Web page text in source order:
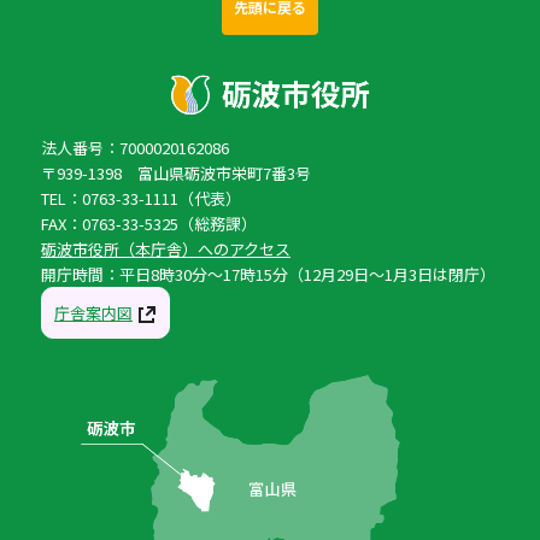
先頭に戻る
法人番号：7000020162086
〒939-1398 富山県砺波市栄町7番3号
TEL：0763-33-1111（代表）
FAX：0763-33-5325（総務課）
砺波市役所（本庁舎）へのアクセス
開庁時間：平日8時30分〜17時15分（12月29日〜1月3日は閉庁）
庁舎案内図